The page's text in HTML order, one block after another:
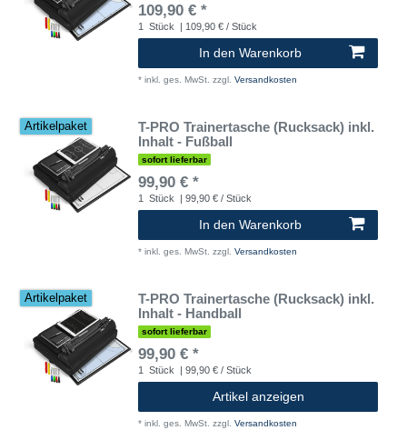
109,90 € *
1 Stück | 109,90 € / Stück
In den Warenkorb
* inkl. ges. MwSt. zzgl. Versandkosten
Artikelpaket
T-PRO Trainertasche (Rucksack) inkl.
Inhalt - Fußball
sofort lieferbar
99,90 € *
1 Stück | 99,90 € / Stück
In den Warenkorb
* inkl. ges. MwSt. zzgl. Versandkosten
Artikelpaket
T-PRO Trainertasche (Rucksack) inkl.
Inhalt - Handball
sofort lieferbar
99,90 € *
1 Stück | 99,90 € / Stück
Artikel anzeigen
* inkl. ges. MwSt. zzgl. Versandkosten